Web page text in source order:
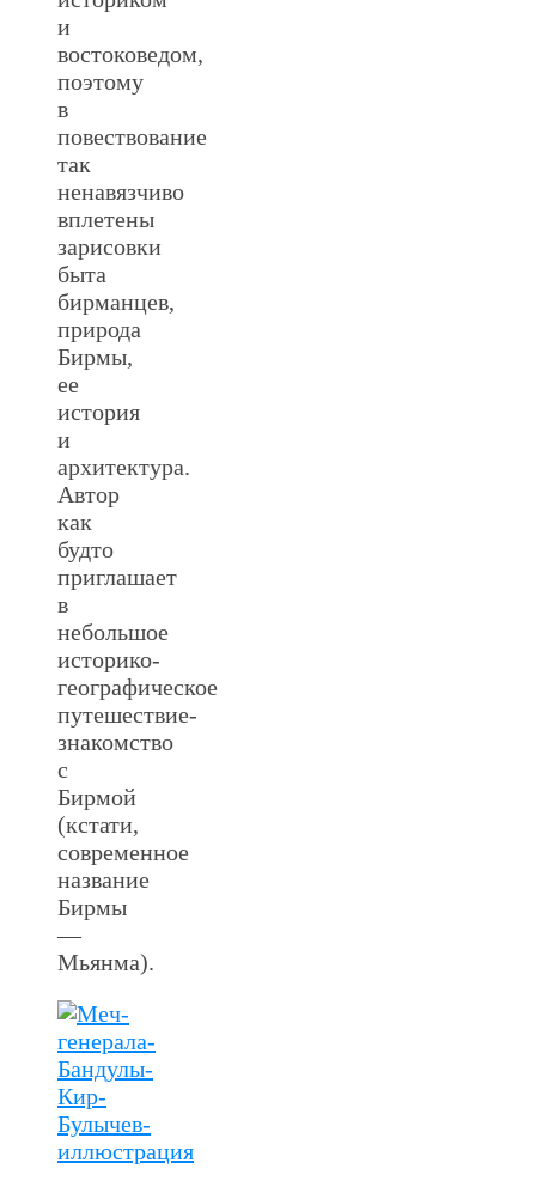
и
востоковедом,
поэтому
в
повествование
так
ненавязчиво
вплетены
зарисовки
быта
бирманцев,
природа
Бирмы,
ее
история
и
архитектура.
Автор
как
будто
приглашает
в
небольшое
историко-
географическое
путешествие-
знакомство
с
Бирмой
(кстати,
современное
название
Бирмы
—
Мьянма).